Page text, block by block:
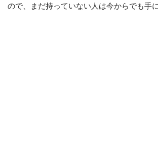
ので、まだ持っていない人は今からでも手